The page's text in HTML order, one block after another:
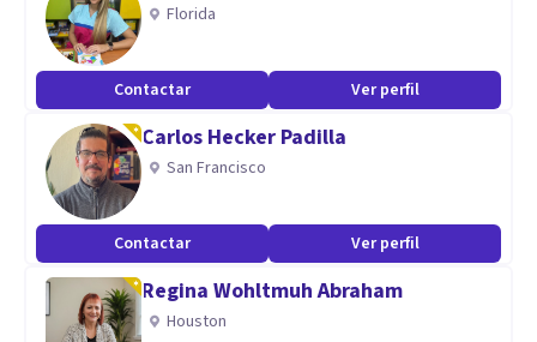
Florida
Contactar Ver perfil
Carlos Hecker Padilla
San Francisco
Contactar Ver perfil
Regina Wohltmuh Abraham
Houston